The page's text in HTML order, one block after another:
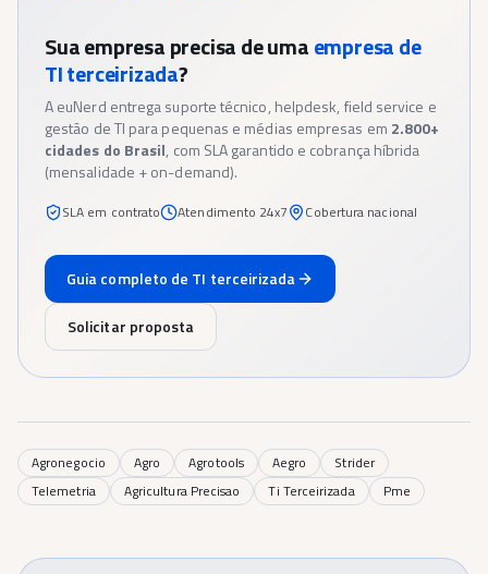
Sua empresa precisa de umaempresa de
TI terceirizada?
A euNerd entrega suporte técnico, helpdesk, field service e
gestão de TI para pequenas e médias empresas em 2.800+
cidades do Brasil, com SLA garantido e cobrança híbrida
(mensalidade + on-demand).
SLA em contrato Atendimento 24x7 Cobertura nacional
Guia completo de TI terceirizada
Solicitar proposta
Agronegocio Agro Agrotools Aegro
Strider
Telemetria
Agricultura Precisao Ti Terceirizada Pme